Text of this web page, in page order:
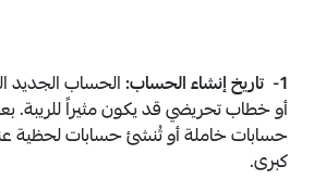
1- تاريخ إنشاء الحساب: الحساب الجديد
أو خطاب تحريضي قد يكون مثيراً
حسابات خاملة أو تُنشئ حسابات لحظية
كبرى.